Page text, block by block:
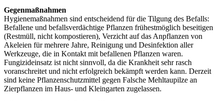
Gegenmaßnahmen
Hygienemaßnahmen sind entscheidend für die Tilgung des Befalls:
Befallene und befallsverdächtige Pflanzen frühestmöglich beseitigen
(Restmüll, nicht kompostieren), Verzicht auf das Anpflanzen von
Akeleien für mehrere Jahre, Reinigung und Desinfektion aller
Werkzeuge, die in Kontakt mit befallenen Pflanzen waren.
Fungizideinsatz ist nicht sinnvoll, da die Krankheit sehr rasch
voranschreitet und nicht erfolgreich bekämpft werden kann. Derzeit
sind keine Pflanzenschutzmittel gegen Falsche Mehltaupilze an
Zierpflanzen im Haus- und Kleingarten zugelassen.